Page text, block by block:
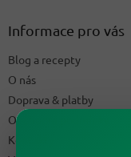
Informace pro vás
Blog a recepty
O nás
Doprava & platby
Obchodní podmínky
Kontakty